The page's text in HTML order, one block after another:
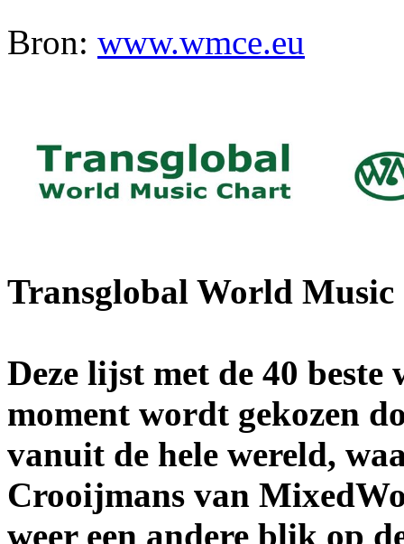
Bron: www.wmce.eu
Transglobal World
Deze lijst met de 40
moment wordt gekozen
vanuit de hele wereld,
Crooijmans van
weer een andere blik op